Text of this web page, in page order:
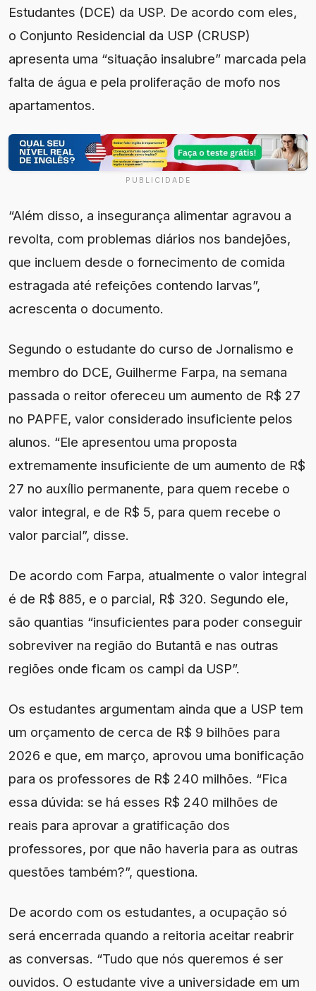
Estudantes (DCE) da USP. De acordo com eles,
o Conjunto Residencial da USP (CRUSP)
apresenta uma “situação insalubre” marcada pela
falta de água e pela proliferação de mofo nos
apartamentos.
PUBLICIDADE
“Além disso, a insegurança alimentar agravou a
revolta, com problemas diários nos bandejões,
que incluem desde o fornecimento de comida
estragada até refeições contendo larvas”,
acrescenta o documento.
Segundo o estudante do curso de Jornalismo e
membro do DCE, Guilherme Farpa, na semana
passada o reitor ofereceu um aumento de R$ 27
no PAPFE, valor considerado insuficiente pelos
alunos. “Ele apresentou uma proposta
extremamente insuficiente de um aumento de R$
27 no auxílio permanente, para quem recebe o
valor integral, e de R$ 5, para quem recebe o
valor parcial”, disse.
De acordo com Farpa, atualmente o valor integral
é de R$ 885, e o parcial, R$ 320. Segundo ele,
são quantias “insuficientes para poder conseguir
sobreviver na região do Butantã e nas outras
regiões onde ficam os campi da USP”.
Os estudantes argumentam ainda que a USP tem
um orçamento de cerca de R$ 9 bilhões para
2026 e que, em março, aprovou uma bonificação
para os professores de R$ 240 milhões. “Fica
essa dúvida: se há esses R$ 240 milhões de
reais para aprovar a gratificação dos
professores, por que não haveria para as outras
questões também?”, questiona.
De acordo com os estudantes, a ocupação só
será encerrada quando a reitoria aceitar reabrir
as conversas. “Tudo que nós queremos é ser
ouvidos. O estudante vive a universidade em um